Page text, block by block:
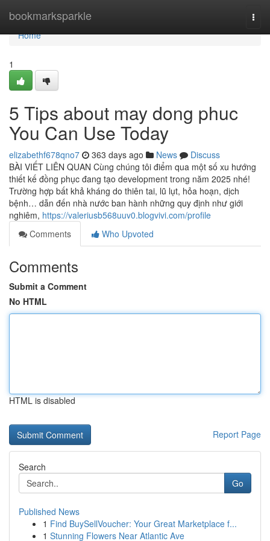
bookmarksparkle
Home
Home
1
5 Tips about may dong phuc
You Can Use Today
elizabethf678qno7 363 days ago News
Discuss
BÀI VIẾT LIÊN QUAN Cùng chúng tôi điểm qua một số xu hướng
thiết kế đồng phục đang tạo development trong năm 2025 nhé!
Trường hợp bất khả kháng do thiên tai, lũ lụt, hỏa hoạn, dịch
bệnh… dẫn đến nhà nước ban hành những quy định như giới
nghiêm, https://valeriusb568uuv0.blogvivi.com/profile
Comments
Who Upvoted
Comments
Submit a Comment
No HTML
HTML is disabled
Report Page
Search
Go
Published News
1 Find BuySellVoucher: Your Great Marketplace f...
1 Stunning Flowers Near Atlantic Ave